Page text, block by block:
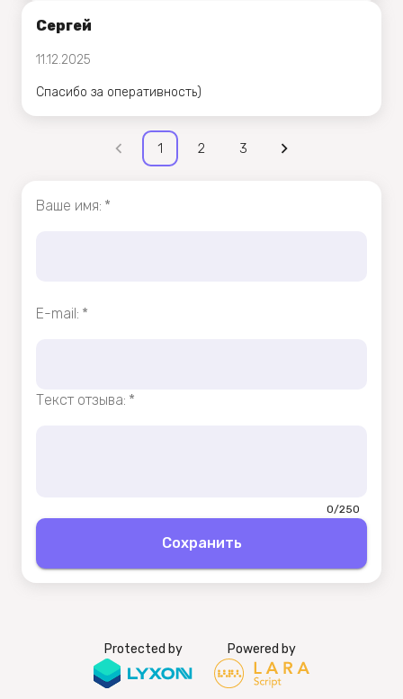
Сергей
11.12.2025
Спасибо за оперативность)
1 2 3
Ваше имя: *
E-mail: *
Текст отзыва: *
0/250
Сохранить
Protected by Powered by